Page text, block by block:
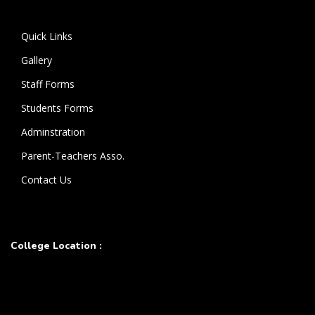
Quick Links
Gallery
Staff Forms
Students Forms
Adminstration
Parent-Teachers Asso.
Contact Us
College Location :